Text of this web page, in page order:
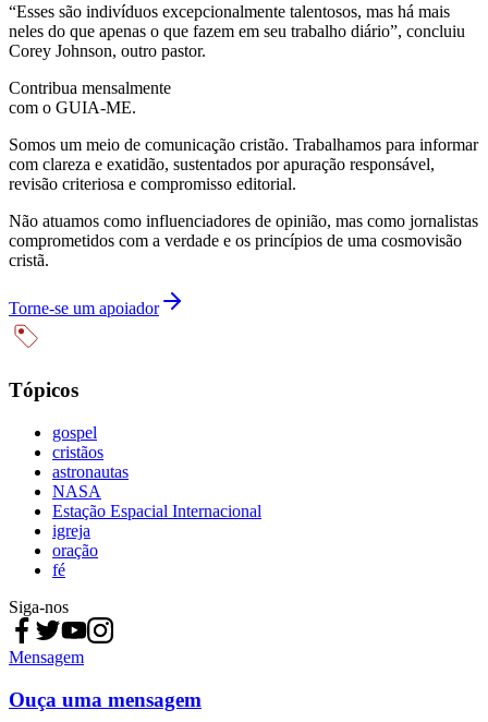
“Esses são indivíduos excepcionalmente talentosos, mas há mais
neles do que apenas o que fazem em seu trabalho diário”, concluiu
Corey Johnson, outro pastor.
Contribua mensalmente
com o GUIA-ME.
Somos um meio de comunicação cristão. Trabalhamos para informar
com clareza e exatidão, sustentados por apuração responsável,
revisão criteriosa e compromisso editorial.
Não atuamos como influenciadores de opinião, mas como jornalistas
comprometidos com a verdade e os princípios de uma cosmovisão
cristã.
Torne-se um apoiador
Tópicos
gospel
cristãos
astronautas
NASA
Estação Espacial Internacional
igreja
oração
fé
Siga-nos
Mensagem
Ouça uma mensagem